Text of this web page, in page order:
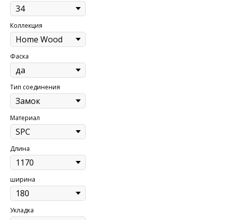
Коллекция
Фаска
Тип соединения
Материал
Длина
ширина
Укладка